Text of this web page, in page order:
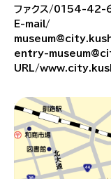
ファクス/0154-42-
E-mail/
entry-
URL/